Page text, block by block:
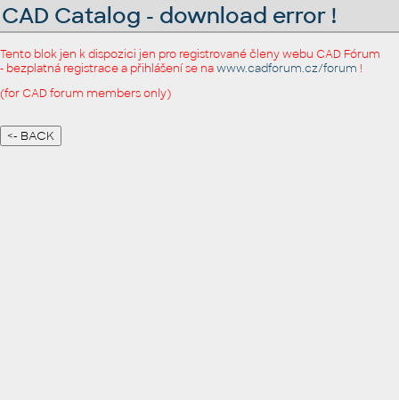
CAD Catalog - download error !
Tento blok jen k dispozici jen pro registrované členy webu CAD Fórum
- bezplatná registrace a přihlášení se nawww.cadforum.cz/forum !
(for CAD forum members only)